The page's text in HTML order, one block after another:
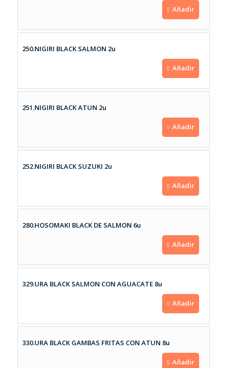
Añadir
250.NIGIRI BLACK SALMON 2u
Añadir
251.NIGIRI BLACK ATUN 2u
Añadir
252.NIGIRI BLACK SUZUKI 2u
Añadir
280.HOSOMAKI BLACK DE SALMON 6u
Añadir
329.URA BLACK SALMON CON AGUACATE 8u
Añadir
330.URA BLACK GAMBAS FRITAS CON ATUN 8u
Añadir